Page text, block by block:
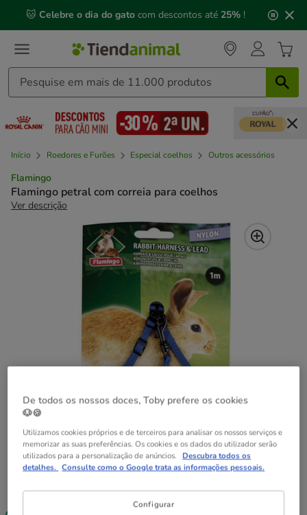
mensagem,
🐱 Celebre o dia do gato com descontos até 25% !
Início Roedores e Furões Especial coelhos Outros acessórios
Flamingo
Flamingo petral com correia para coelhos
Ver descrição
Tamanho:14-18cm
De todos os nossos doces, Toby prefere os cookies
🐶🍪
Utilizamos cookies próprios e de terceiros para analisar os nossos serviços e
memorizar as suas preferências. Os cookies e os dados do utilizador serão
utilizados para a personalização de anúncios. Descubra todos os
detalhes. Consulte como o Google trata as informações pessoais.
Configurar